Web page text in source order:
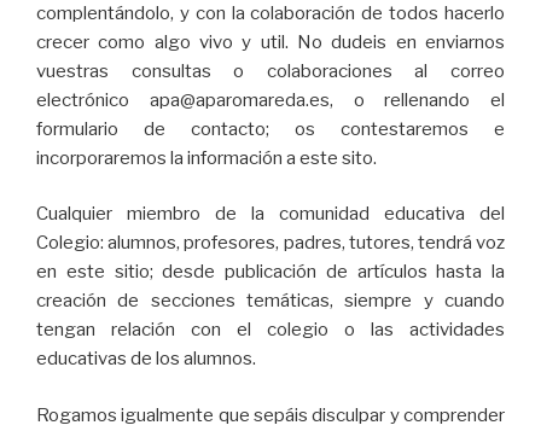
complentándolo, y con la colaboración de todos hacerlo
crecer como algo vivo y util. No dudeis en enviarnos
vuestras consultas o colaboraciones al correo
electrónico apa@aparomareda.es, o rellenando el
formulario de contacto; os contestaremos e
incorporaremos la información a este sito.
Cualquier miembro de la comunidad educativa del
Colegio: alumnos, profesores, padres, tutores, tendrá voz
en este sitio; desde publicación de artículos hasta la
creación de secciones temáticas, siempre y cuando
tengan relación con el colegio o las actividades
educativas de los alumnos.
Rogamos igualmente que sepáis disculpar y comprender